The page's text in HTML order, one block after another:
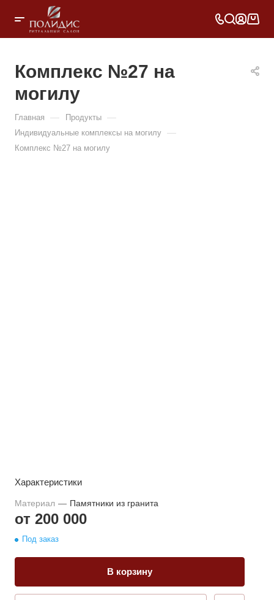
Комплекс №27 на
могилу
Главная — Продукты —
Индивидуальные комплексы на могилу —
Комплекс №27 на могилу
Характеристики
Материал — Памятники из гранита
от 200 000
Под заказ
В корзину